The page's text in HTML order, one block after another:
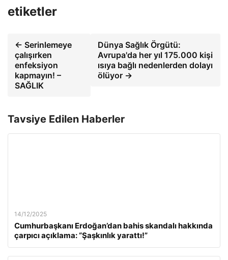
etiketler
← Serinlemeye
çalışırken
enfeksiyon
kapmayın! –
SAĞLIK
Dünya Sağlık Örgütü:
Avrupa'da her yıl 175.000 kişi
ısıya bağlı nedenlerden dolayı
ölüyor →
Tavsiye Edilen Haberler
14/12/2025
Cumhurbaşkanı Erdoğan’dan bahis skandalı hakkında
çarpıcı açıklama: “Şaşkınlık yarattı!”